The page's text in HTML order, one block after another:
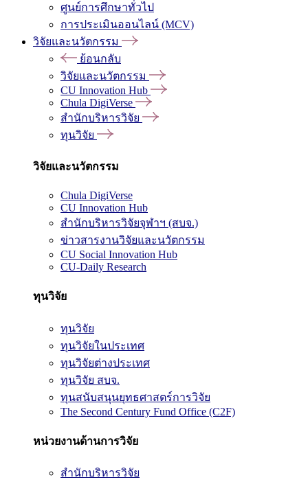
ศูนย์การศึกษาทั่วไป
การประเมินออนไลน์ (MCV)
วิจัยและนวัตกรรม
ย้อนกลับ
วิจัยและนวัตกรรม
CU Innovation Hub
Chula DigiVerse
สำนักบริหารวิจัย
ทุนวิจัย
วิจัยและนวัตกรรม
Chula DigiVerse
CU Innovation Hub
สำนักบริหารวิจัยจุฬาฯ (สบจ.)
ข่าวสารงานวิจัยและนวัตกรรม
CU Social Innovation Hub
CU-Daily Research
ทุนวิจัย
ทุนวิจัย
ทุนวิจัยในประเทศ
ทุนวิจัยต่างประเทศ
ทุนวิจัย สบจ.
ทุนสนับสนุนยุทธศาสตร์การวิจัย
The Second Century Fund Office (C2F)
หน่วยงานด้านการวิจัย
สำนักบริหารวิจัย